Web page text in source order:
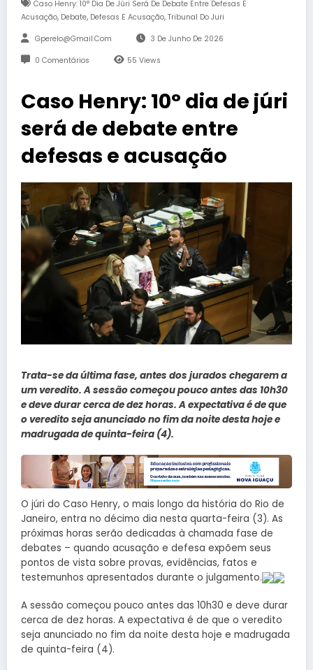
Caso Henry: 10° Dia De Júri Será De Debate Entre Defesas E
Acusação, Debate, Defesas E Acusação, Tribunal Do Juri
Gperelo@gmail.com 3 De Junho De 2026
0 Comentários 55 Views
Caso Henry: 10° dia de júri
será de debate entre
defesas e acusação
Trata-se da última fase, antes dos jurados chegarem a
um veredito. A sessão começou pouco antes das 10h30
e deve durar cerca de dez horas. A expectativa é de que
o veredito seja anunciado no fim da noite desta hoje e
madrugada de quinta-feira (4).
O júri do Caso Henry, o mais longo da história do Rio de
Janeiro, entra no décimo dia nesta quarta-feira (3). As
próximas horas serão dedicadas à chamada fase de
debates – quando acusação e defesa expõem seus
pontos de vista sobre provas, evidências, fatos e
testemunhos apresentados durante o julgamento.
A sessão começou pouco antes das 10h30 e deve durar
cerca de dez horas. A expectativa é de que o veredito
seja anunciado no fim da noite desta hoje e madrugada
de quinta-feira (4).